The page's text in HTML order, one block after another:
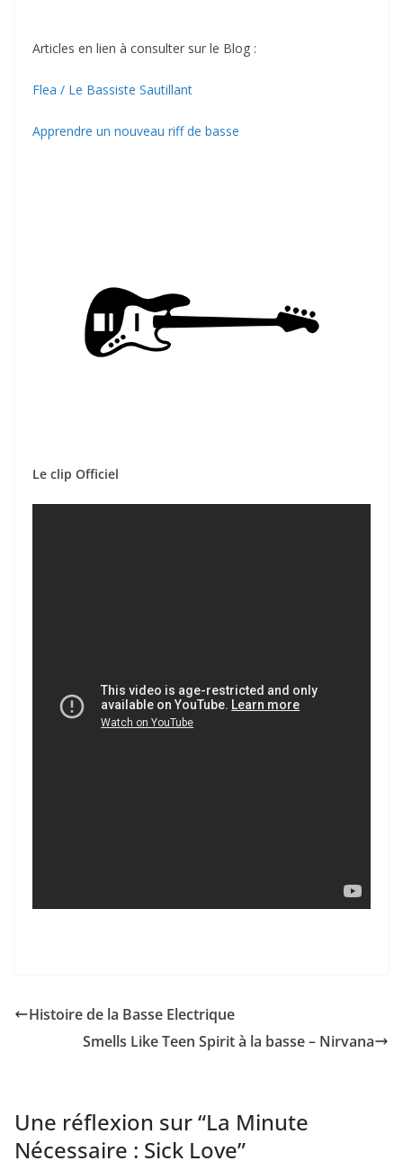
Articles en lien à consulter sur le Blog :
Flea / Le Bassiste Sautillant
Apprendre un nouveau riff de basse
Le clip Officiel
Histoire de la Basse Electrique
Smells Like Teen Spirit à la basse – Nirvana
Une réflexion sur “La Minute
Nécessaire : Sick Love”